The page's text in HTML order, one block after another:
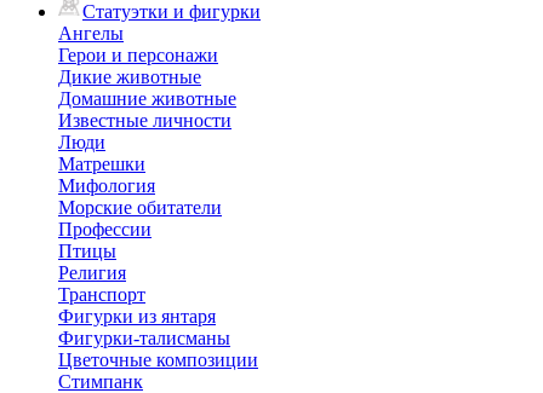
Статуэтки и фигурки
Ангелы
Герои и персонажи
Дикие животные
Домашние животные
Известные личности
Люди
Матрешки
Мифология
Морские обитатели
Профессии
Птицы
Религия
Транспорт
Фигурки из янтаря
Фигурки-талисманы
Цветочные композиции
Стимпанк